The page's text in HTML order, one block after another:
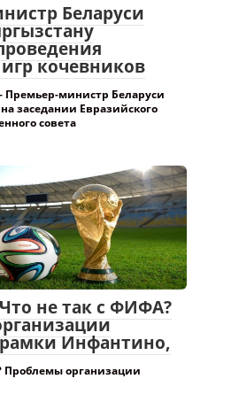
Беларуси
кочевников
Премьер-министр Беларуси
заседании Евразийского
совета
не так с ФИФА?
Инфантино,
Проблемы организации